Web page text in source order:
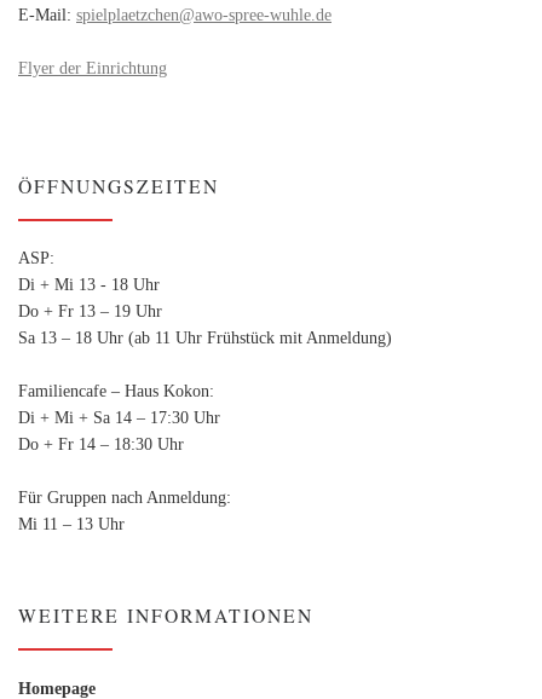
E-Mail: spielplaetzchen@awo-spree-wuhle.de
Flyer der Einrichtung
ÖFFNUNGSZEITEN
ASP:
Di + Mi 13 - 18 Uhr
Do + Fr 13 – 19 Uhr
Sa 13 – 18 Uhr (ab 11 Uhr Frühstück mit Anmeldung)
Familiencafe – Haus Kokon:
Di + Mi + Sa 14 – 17:30 Uhr
Do + Fr 14 – 18:30 Uhr
Für Gruppen nach Anmeldung:
Mi 11 – 13 Uhr
WEITERE INFORMATIONEN
Homepage